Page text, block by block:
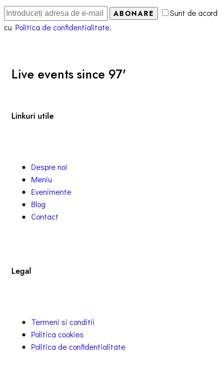
ABONARE
Sunt de acord
cu Politica de confidentialitate.
Live events since 97'
Linkuri utile
Despre noi
Meniu
Evenimente
Blog
Contact
Legal
Termeni si conditii
Politica cookies
Politica de confidentialitate